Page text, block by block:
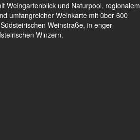
Weingartenblick und Naturpool, regionalem
umfangreicher Weinkarte mit über 600
Weinstraße, in enger
Winzern.